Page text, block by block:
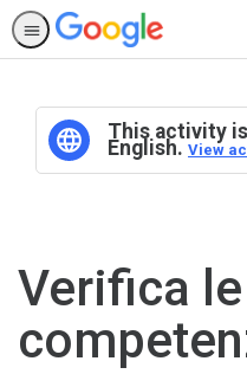
This activity
English. View
Verifica